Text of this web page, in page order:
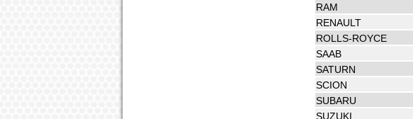
RAM
RENAULT
ROLLS-ROYCE
SAAB
SATURN
SCION
SUBARU
SUZUKI